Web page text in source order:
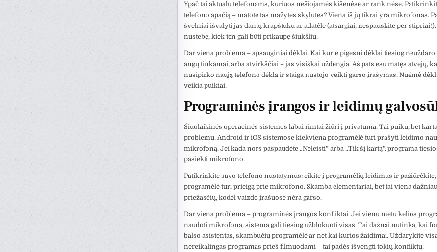
Ypač tai aktualu telefonams, kuriuos nešiojamės kišenėse ar rankinėse.
telefono apačią – matote tas mažytes skylutes? Viena iš jų tikrai yra mikrofonas.
švelniai išvalyti jas dantų krapštuku ar adatėle (atsargiai, nespauskite per stipriai!).
nustebę, kiek ten gali būti prikaupę šiukšlių.
Dar viena problema – apsauginiai dėklai. Kai kurie pigesni dėklai tiesiog
angų tinkamai, arba atvirkščiai – jas visiškai uždengia. Aš pats esu matęs atvejų,
nusipirko naują telefono dėklą ir staiga nustojo veikti garso įrašymas. Nuėmė
veikia puikiai.
Programinės įrangos ir leidimų
Šiuolaikinės operacinės sistemos labai rimtai žiūri į privatumą. Tai puiku, bet
problemų. Android ir iOS sistemose kiekviena programėlė turi prašyti leidimo
mikrofoną. Jei kada nors paspaudėte „Neleisti” arba „Tik šį kartą”, programa
pasiekti mikrofono.
Patikrinkite savo telefono nustatymus: eikite į programėlių leidimus ir pažiūrėkite,
programėlė turi prieigą prie mikrofono. Skamba elementariai, bet tai viena
priežasčių, kodėl vaizdo įrašuose nėra garso.
Dar viena problema – programinės įrangos konfliktai. Jei vienu metu kelios
naudoti mikrofoną, sistema gali tiesiog užblokuoti visas. Tai dažnai nutinka, kai
balso asistentas, skambučių programėlė ar net kai kurios žaidimai. Uždarykite
nereikalingas programas prieš filmuodami – tai padės išvengti tokių konfliktų.